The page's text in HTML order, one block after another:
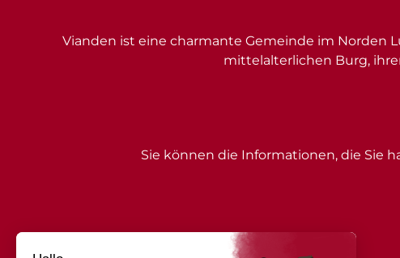
Sie können die Informationen, die Sie
Vianden ist eine charmante Gemeinde im Norden
mittelalterlichen Burg,